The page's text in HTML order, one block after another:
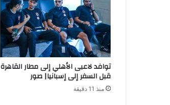
توافد لاعبى الأهلي إلى مطار القاهرة
قبل السفر إلى إسبانيا| صور
منذ 11 دقيقة